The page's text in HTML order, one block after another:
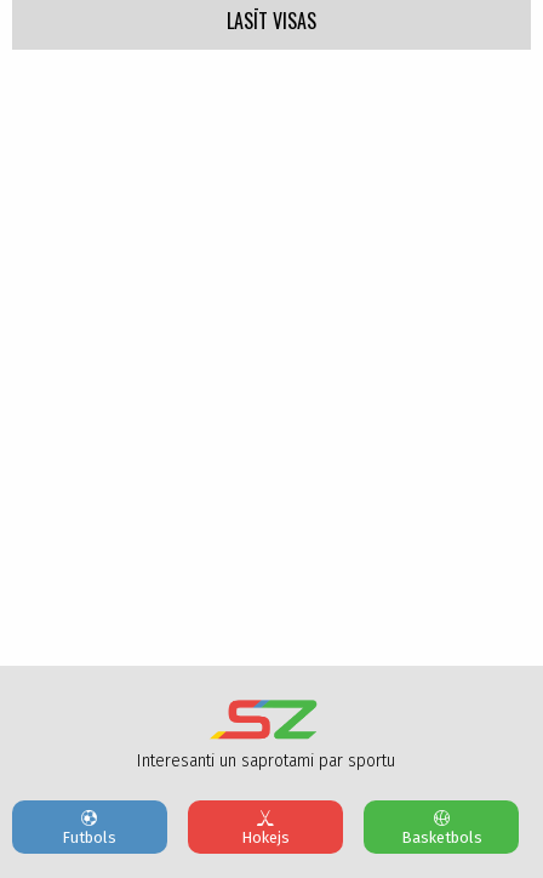
LASĪT VISAS
Interesanti un saprotami par sportu
Futbols Hokejs Basketbols